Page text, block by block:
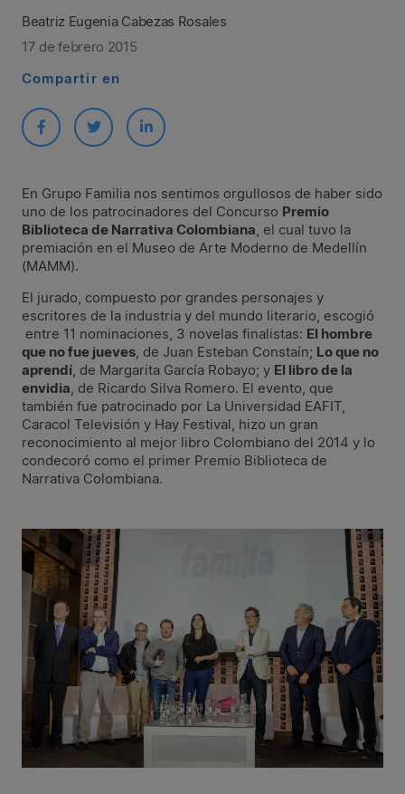
Beatriz Eugenia Cabezas Rosales
17 de febrero 2015
Compartir en
​En Grupo Familia nos sentimos orgullosos de haber sido
uno de los patrocinadores del Concurso Premio
Biblioteca de Narrativa Colombiana , el cual tuvo la
premiación en el Museo de Arte Moderno de Medellín
(MAMM).
El jurado, compuesto por grandes personajes y
escritores de la industria y del mundo literario, escogió
entre 11 nominaciones, 3 novelas finalistas: El hombre
que no fue jueves , de Juan Esteban Constaín; Lo que no
aprendí , de Margarita García Robayo; y El libro de la
envidia , de Ricardo Silva Romero. El evento, que
también fue patrocinado por La Universidad EAFIT,
Caracol Televisión y Hay Festival, hizo un gran
reconocimiento al mejor libro Colombiano del 2014 y lo
condecoró como el primer Premio Biblioteca de
Narrativa Colombiana.